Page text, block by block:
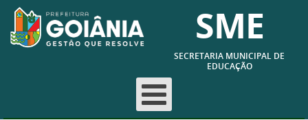
SME
SECRETARIA MUNICIPAL DE
EDUCAÇÃO